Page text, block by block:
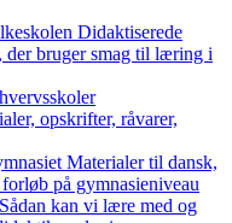
Didaktiserede
der bruger smag til læring i
opskrifter, råvarer,
Materialer til dansk,
på gymnasieniveau
Sådan kan vi lære med og